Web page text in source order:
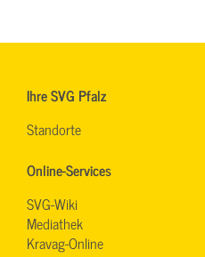
Ihre SVG Pfalz
Standorte
Online-Services
SVG-Wiki
Mediathek
Kravag-Online